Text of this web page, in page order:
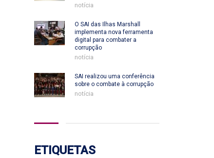
notícia
O SAI das Ilhas Marshall
implementa nova ferramenta
digital para combater a
corrupção
notícia
SAI realizou uma conferência
sobre o combate à corrupção
notícia
ETIQUETAS